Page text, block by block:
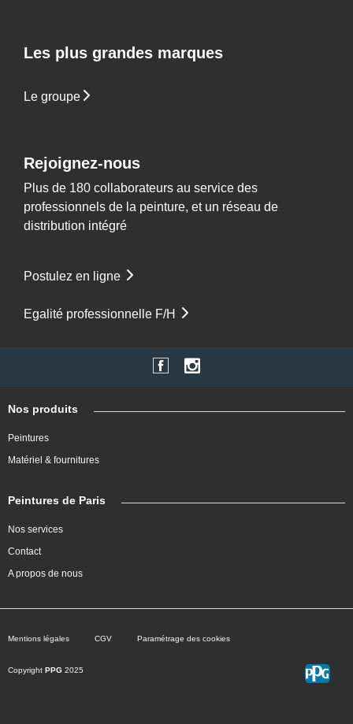
Les plus grandes marques
Le groupe
Rejoignez-nous
Plus de 180 collaborateurs au service des
professionnels de la peinture, et un réseau de
distribution intégré
Postulez en ligne
Egalité professionnelle F/H
Nos produits
Peintures
Matériel & fournitures
Peintures de Paris
Nos services
Contact
A propos de nous
Mentions légales CGV Paramétrage des cookies
Copyright PPG 2025